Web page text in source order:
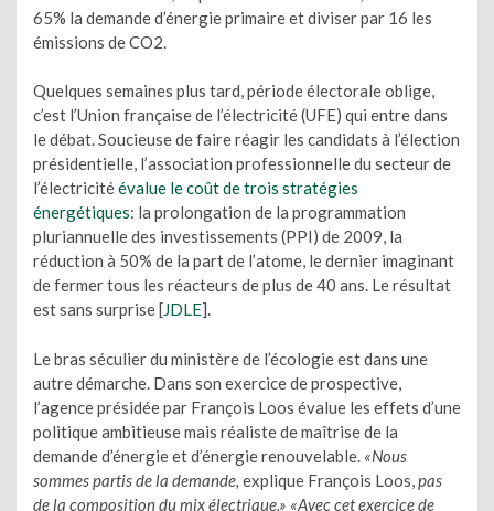
65% la demande d’énergie primaire et diviser par 16 les
émissions de CO2.
Quelques semaines plus tard, période électorale oblige,
c’est l’Union française de l’électricité (UFE) qui entre dans
le débat. Soucieuse de faire réagir les candidats à l’élection
présidentielle, l’association professionnelle du secteur de
l’électricitéévalue le coût de trois stratégies
énergétiques: la prolongation de la programmation
pluriannuelle des investissements (PPI) de 2009, la
réduction à 50% de la part de l’atome, le dernier imaginant
de fermer tous les réacteurs de plus de 40 ans. Le résultat
est sans surprise [JDLE].
Le bras séculier du ministère de l’écologie est dans une
autre démarche. Dans son exercice de prospective,
l’agence présidée par François Loos évalue les effets d’une
politique ambitieuse mais réaliste de maîtrise de la
demande d’énergie et d’énergie renouvelable. «Nous
sommes partis de la demande, explique François Loos, pas
de la composition du mix électrique.» «Avec cet exercice de